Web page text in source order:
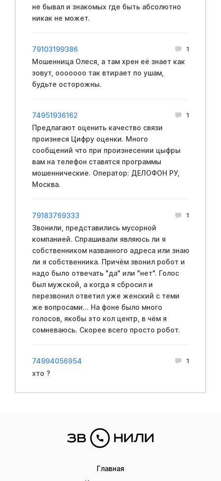
не бывал и знакомых где быть абсолютно
никак не может.
79103199386 1
Мошенница Олеся, а там хрен её знает как
зовут, ооооооо так втирает по ушам,
будьте осторожны.
74951936162 1
Предлагают оценить качество связи
произнеся Цифру оценки. Много
сообщений что при произнесении цыфры
вам на телефон ставятся программы
мошеннические. Оператор: ДЕЛОФОН РУ,
Москва.
79183769333 1
Звонили, представились мусорной
компанией. Спрашивали являюсь ли я
собственником названного адреса или знаю
ли я собственника. Причём звонил робот и
надо было отвечать "да" или "нет". Голос
был мужской, а когда я сбросил и
перезвонил ответил уже женский с теми
же вопросами... На фоне было много
голосов, якобы это кол центр, в чём я
сомневаюсь. Скорее всего просто робот.
74994056954 1
хто ?
Главная